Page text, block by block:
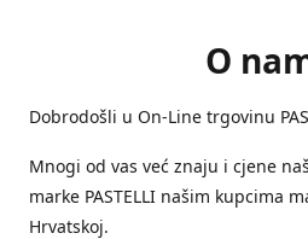
O
Dobrodošli u On-Line trgovinu
Mnogi od vas već znaju i cjene
marke PASTELLI našim kupcima
Hrvatskoj.